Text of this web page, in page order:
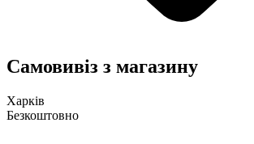
Самовивіз з магазину
Харків
Безкоштовно